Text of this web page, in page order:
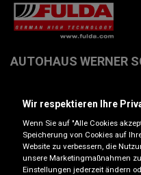
AUTOHAUS WERNER
Chemnitzer Str. 95 , 09212
Anfahrtsbeschreibung
Wir respektieren Ihre
Wenn Sie auf "Alle Cookies
Speicherung von Cookies auf
Website zu verbessern, die
unsere Marketingmaßnahmen
Einstellungen jederzeit ändern